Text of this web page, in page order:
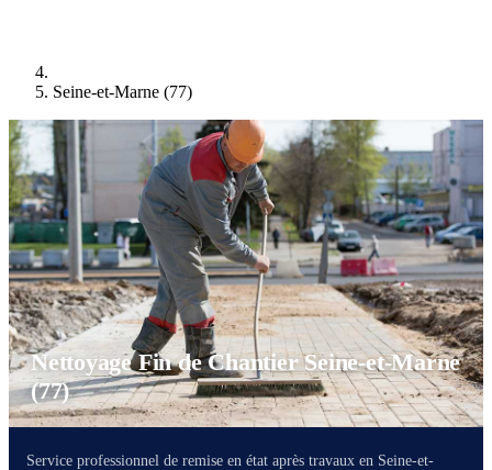
Seine-et-Marne (77)
Nettoyage Fin de Chantier Seine-et-Marne
(77)
Service professionnel de remise en état après travaux en Seine-et-